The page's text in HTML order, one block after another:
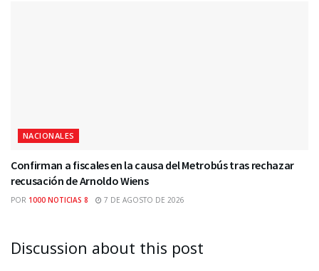
NACIONALES
Confirman a fiscales en la causa del Metrobús tras rechazar
recusación de Arnoldo Wiens
POR 1000 NOTICIAS 8 7 DE AGOSTO DE 2026
Discussion about this post